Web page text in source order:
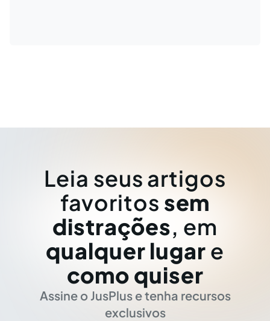
Leia seus artigos
favoritos sem
distrações, em
qualquer lugar e
como quiser
Assine o JusPlus e tenha recursos
exclusivos